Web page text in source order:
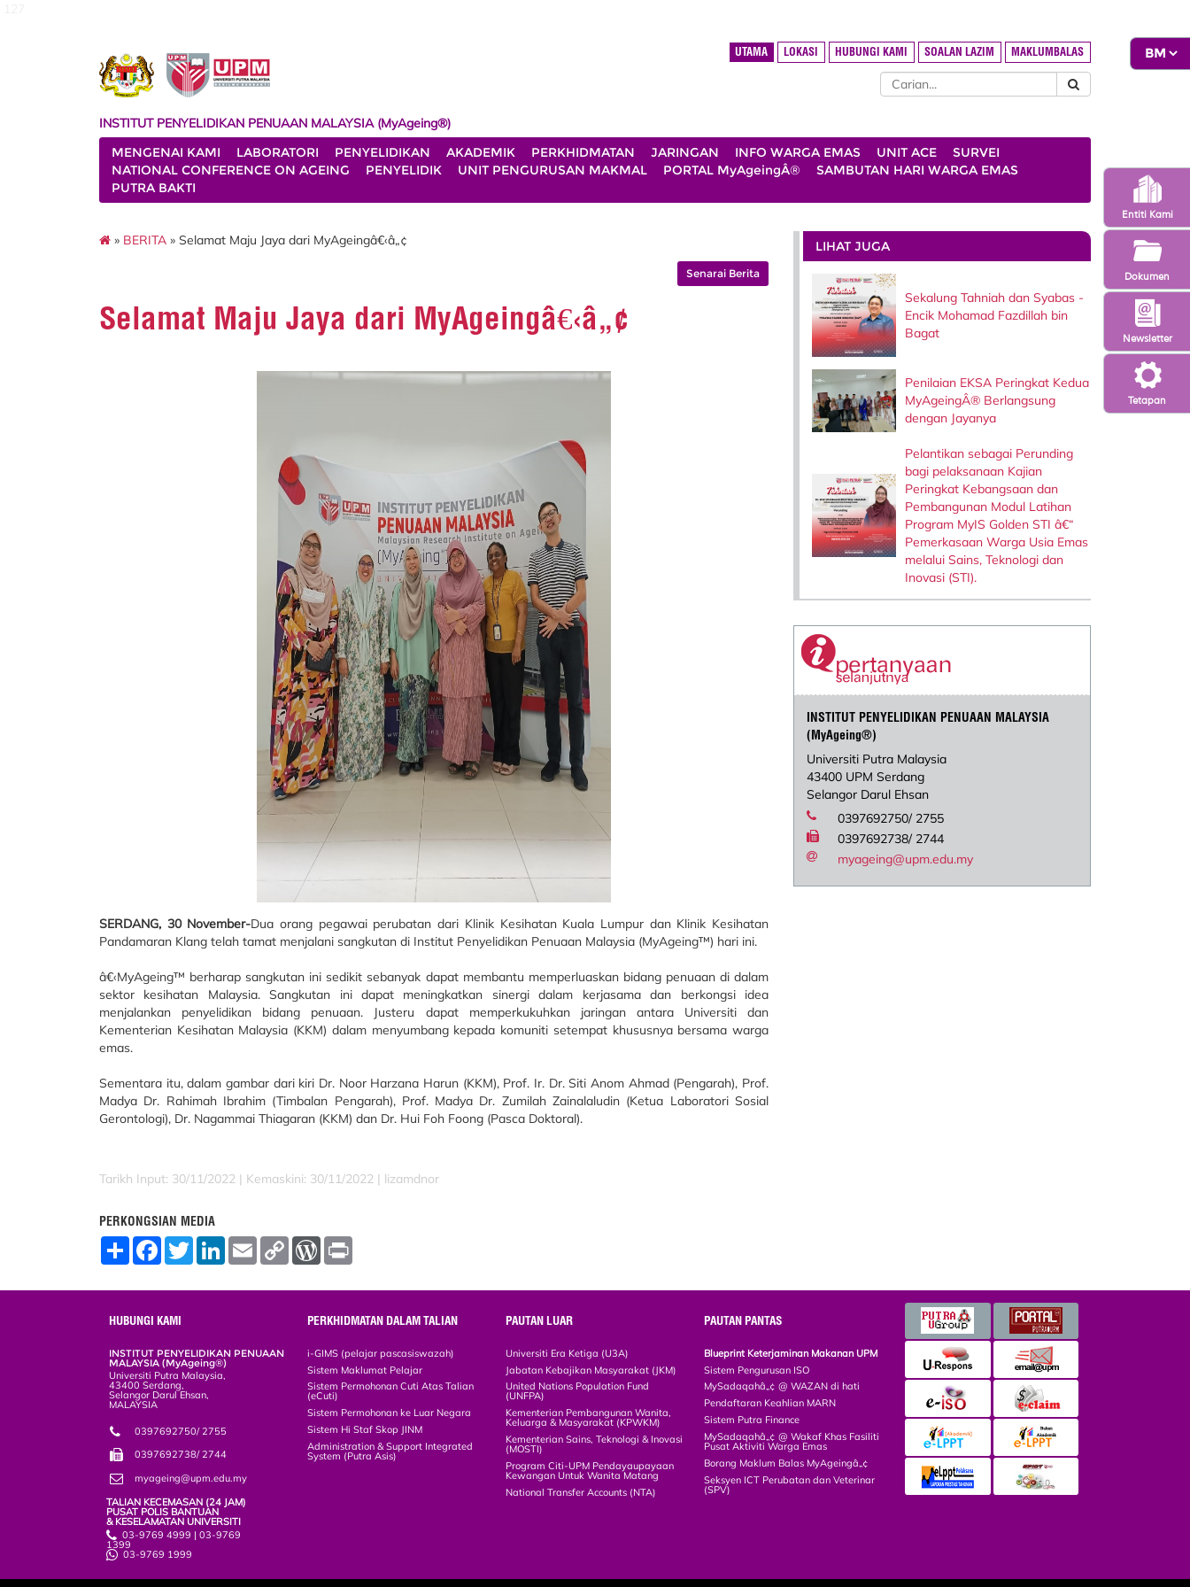
Tetapan
Newsletter
Entiti Kami
Dokumen
UTAMA LOKASI HUBUNGI KAMI SOALAN LAZIM MAKLUMBALAS
INSTITUT PENYELIDIKAN PENUAAN MALAYSIA (MyAgeing®)
MENGENAI KAMI
LABORATORI PENYELIDIKAN AKADEMIK PERKHIDMATAN JARINGAN INFO WARGA EMAS UNIT ACE
SURVEI
NATIONAL CONFERENCE ON AGEING
PENYELIDIK UNIT PENGURUSAN MAKMAL PORTAL MyAgeingÂ®
SAMBUTAN HARI WARGA EMAS
PUTRA BAKTI
» BERITA » Selamat Maju Jaya dari MyAgeingâ€‹â„¢
Senarai Berita
Selamat Maju Jaya dari MyAgeingâ€‹â„¢
SERDANG, 30 November-Dua orang pegawai perubatan dari Klinik Kesihatan Kuala Lumpur dan Klinik Kesihatan
Pandamaran Klang telah tamat menjalani sangkutan di Institut Penyelidikan Penuaan Malaysia (MyAgeing™) hari ini.
â€‹MyAgeing™ berharap sangkutan ini sedikit sebanyak dapat membantu memperluaskan bidang penuaan di dalam
sektor kesihatan Malaysia. Sangkutan ini dapat meningkatkan sinergi dalam kerjasama dan berkongsi idea
menjalankan penyelidikan bidang penuaan. Justeru dapat memperkukuhkan jaringan antara Universiti dan
Kementerian Kesihatan Malaysia (KKM) dalam menyumbang kepada komuniti setempat khususnya bersama warga
emas.
Sementara itu, dalam gambar dari kiri Dr. Noor Harzana Harun (KKM), Prof. Ir. Dr. Siti Anom Ahmad (Pengarah), Prof.
Madya Dr. Rahimah Ibrahim (Timbalan Pengarah), Prof. Madya Dr. Zumilah Zainalaludin (Ketua Laboratori Sosial
Gerontologi), Dr. Nagammai Thiagaran (KKM) dan Dr. Hui Foh Foong (Pasca Doktoral).
Tarikh Input: 30/11/2022 | Kemaskini: 30/11/2022 | lizamdnor
PERKONGSIAN MEDIA
S
F
o
o
T
w
L
E
m
C
W
r
e
s
LIHAT JUGA
Sekalung Tahniah dan Syabas -
Encik Mohamad Fazdillah bin
Bagat
Penilaian EKSA Peringkat Kedua
MyAgeingÂ® Berlangsung
dengan Jayanya
Pelantikan sebagai Perunding
bagi pelaksanaan Kajian
Peringkat Kebangsaan dan
Pembangunan Modul Latihan
Program MyIS Golden STI â€“
Pemerkasaan Warga Usia Emas
melalui Sains, Teknologi dan
Inovasi (STI).
INSTITUT PENYELIDIKAN PENUAAN MALAYSIA
(MyAgeing®)
Universiti Putra Malaysia
43400 UPM Serdang
Selangor Darul Ehsan
0397692750/ 2755
0397692738/ 2744
myageing@upm.edu.my
HUBUNGI KAMI
INSTITUT PENYELIDIKAN PENUAAN
MALAYSIA (MyAgeing®)
Universiti Putra Malaysia,
43400 Serdang,
Selangor Darul Ehsan,
MALAYSIA
0397692750/ 2755
0397692738/ 2744
myageing@upm.edu.my
TALIAN KECEMASAN (24 JAM)
PUSAT POLIS BANTUAN
& KESELAMATAN UNIVERSITI
03-9769 4999 | 03-9769
1399
03-9769 1999
PERKHIDMATAN DALAM TALIAN
i-GIMS (pelajar pascasiswazah)
Sistem Maklumat Pelajar
Sistem Permohonan Cuti Atas Talian
(eCuti)
Sistem Permohonan ke Luar Negara
Sistem Hi Staf Skop JINM
Administration & Support Integrated
System (Putra Asis)
PAUTAN LUAR
Universiti Era Ketiga (U3A)
Jabatan Kebajikan Masyarakat (JKM)
United Nations Population Fund
(UNFPA)
Kementerian Pembangunan Wanita,
Keluarga & Masyarakat (KPWKM)
Kementerian Sains, Teknologi & Inovasi
(MOSTI)
Program Citi-UPM Pendayaupayaan
Kewangan Untuk Wanita Matang
National Transfer Accounts (NTA)
PAUTAN PANTAS
Blueprint Keterjaminan Makanan UPM
Sistem Pengurusan ISO
MySadaqahâ„¢ @ WAZAN di hati
Pendaftaran Keahlian MARN
Sistem Putra Finance
MySadaqahâ„¢ @ Wakaf Khas Fasiliti
Pusat Aktiviti Warga Emas
Borang Maklum Balas MyAgeingâ„¢
Seksyen ICT Perubatan dan Veterinar
(SPV)